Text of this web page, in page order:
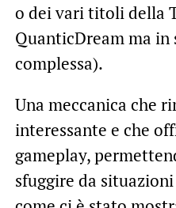
o dei vari titoli della
QuanticDream ma in
complessa).
Una meccanica che
interessante e che
gameplay,
sfuggire da